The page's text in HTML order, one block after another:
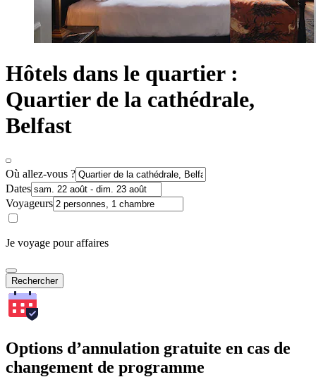
Hôtels dans le quartier :
Quartier de la cathédrale,
Belfast
Où allez-vous ?
Dates
Voyageurs
Je voyage pour affaires
Rechercher
Options d’annulation gratuite en cas de
changement de programme